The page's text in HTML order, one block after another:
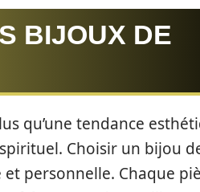
BIJOUX DE
qu’une tendance
Choisir un bijou
personnelle. Chaque